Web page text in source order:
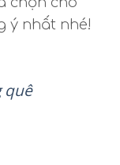
ý nhất nhé!
quê